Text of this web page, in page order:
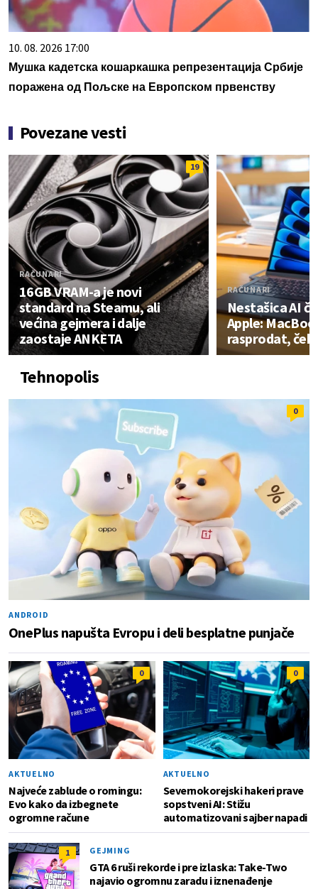
10. 08. 2026 17:00
Мушка кадетска кошаркашка репрезентација Србије
поражена од Пољске на Европском првенству
Povezane vesti
19
RAČUNARI
16GB VRAM-a je novi
standard na Steamu, ali
većina gejmera i dalje
zaostaje ANKETA
RAČUNARI
Nestašica AI
Apple:
rasprodat,
Tehnopolis
0
ANDROID
OnePlus napušta Evropu i deli besplatne punjače
0
AKTUELNO
Najveće zablude o romingu:
Evo kako da izbegnete
ogromne račune
0
AKTUELNO
Severnokorejski hakeri prave
sopstveni AI: Stižu
automatizovani sajber napadi
1 GEJMING
GTA 6 ruši rekorde i pre izlaska: Take-Two
najavio ogromnu zaradu i iznenađenje